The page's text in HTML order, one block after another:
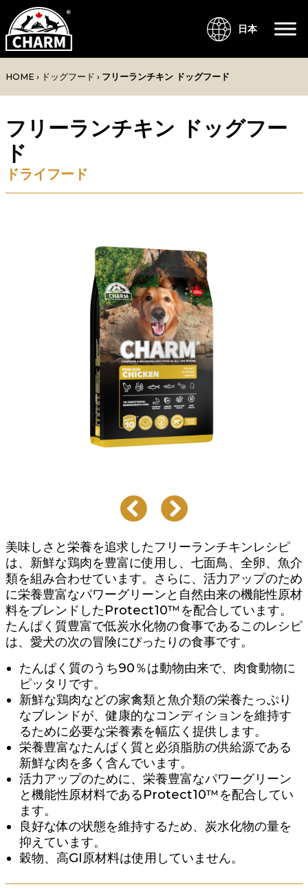
日本
HOME › ドッグフード › フリーランチキン ドッグフード
フリーランチキン ドッグフー
ド
ドライフード
美味しさと栄養を追求したフリーランチキンレシピ
は、新鮮な鶏肉を豊富に使用し、七面鳥、全卵、魚介
類を組み合わせています。さらに、活力アップのため
に栄養豊富なパワーグリーンと自然由来の機能性原材
料をブレンドしたProtect10™を配合しています。
たんぱく質豊富で低炭水化物の食事であるこのレシピ
は、愛犬の次の冒険にぴったりの食事です。
たんぱく質のうち90％は動物由来で、肉食動物に
ピッタリです。
新鮮な鶏肉などの家禽類と魚介類の栄養たっぷり
なブレンドが、健康的なコンディションを維持す
るために必要な栄養素を幅広く提供します。
栄養豊富なたんぱく質と必須脂肪の供給源である
新鮮な肉を多く含んでいます。
活力アップのために、栄養豊富なパワーグリーン
と機能性原材料であるProtect10™を配合してい
ます。
良好な体の状態を維持するため、炭水化物の量を
抑えています。
穀物、高GI原材料は使用していません。